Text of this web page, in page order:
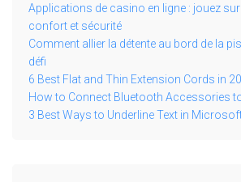
Applications de casino en ligne : jouez
confort et sécurité
Comment allier la détente au bord de la
défi
6 Best Flat and Thin Extension Cords in
How to Connect Bluetooth Accessories
3 Best Ways to Underline Text in